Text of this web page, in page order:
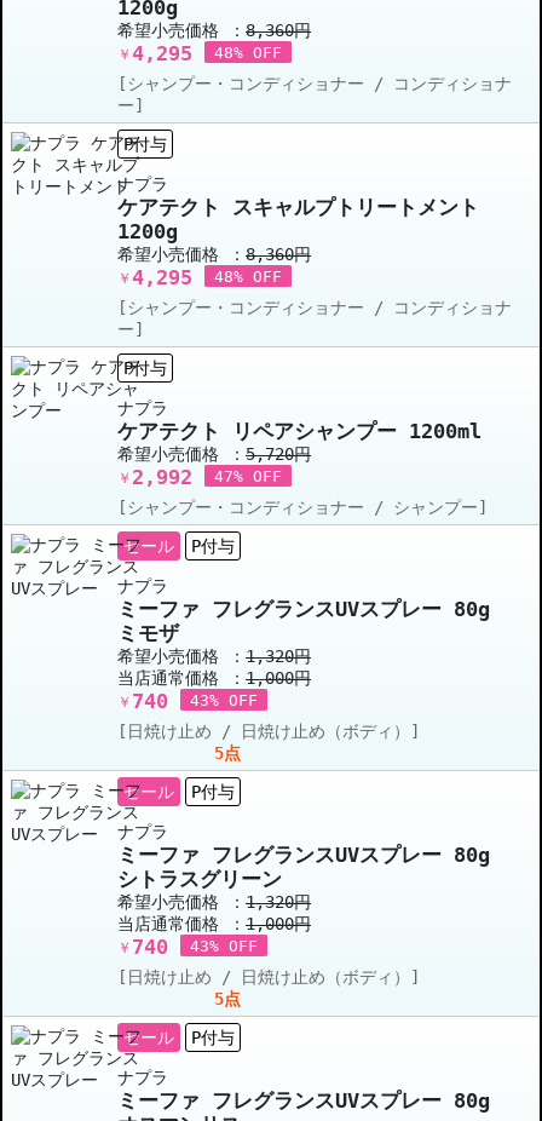
1200g
希望小売価格 ： 8,360円
￥ 4,295 48% OFF
[シャンプー・コンディショナー / コンディショナ
ー]
P付与
ナプラ
ケアテクト スキャルプトリートメント
1200g
希望小売価格 ： 8,360円
￥ 4,295 48% OFF
[シャンプー・コンディショナー / コンディショナ
ー]
P付与
ナプラ
ケアテクト リペアシャンプー 1200ml
希望小売価格 ： 5,720円
￥ 2,992 47% OFF
[シャンプー・コンディショナー / シャンプー]
セール
P付与
ナプラ
ミーファ フレグランスUVスプレー 80g
ミモザ
希望小売価格 ： 1,320円
当店通常価格 ： 1,000円
￥ 740 43% OFF
[日焼け止め / 日焼け止め（ボディ）]
5点
セール
P付与
ナプラ
ミーファ フレグランスUVスプレー 80g
シトラスグリーン
希望小売価格 ： 1,320円
当店通常価格 ： 1,000円
￥ 740 43% OFF
[日焼け止め / 日焼け止め（ボディ）]
5点
セール
P付与
ナプラ
ミーファ フレグランスUVスプレー 80g